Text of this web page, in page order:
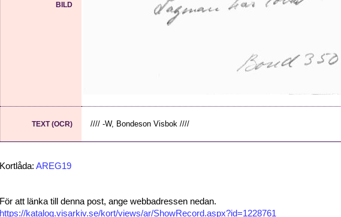
BILD
TEXT (OCR) //// -W, Bondeson Visbok ////
Kortlåda: AREG19
För att länka till denna post, ange webbadressen nedan.
https://katalog.visarkiv.se/kort/views/ar/ShowRecord.aspx?id=1228761